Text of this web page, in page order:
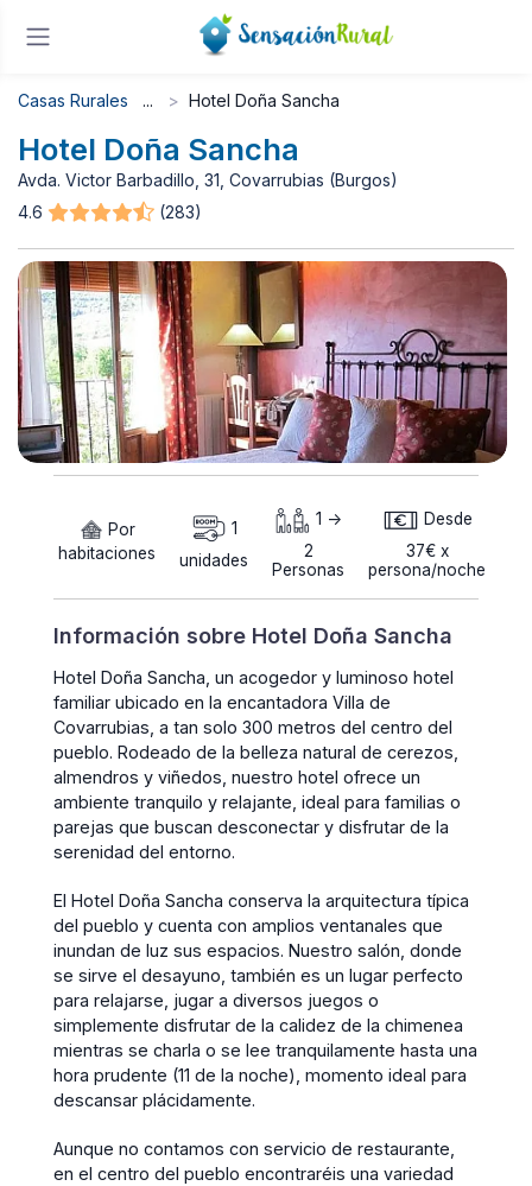
Casas Rurales Hotel Doña Sancha
Hotel Doña Sancha
Avda. Victor Barbadillo, 31, Covarrubias (Burgos)
4.6
(283)
Por
habitaciones
1
unidades
1 ->
2
Personas
Desde
37€ x
persona/noche
Información sobre Hotel Doña Sancha
Hotel Doña Sancha, un acogedor y luminoso hotel
familiar ubicado en la encantadora Villa de
Covarrubias, a tan solo 300 metros del centro del
pueblo. Rodeado de la belleza natural de cerezos,
almendros y viñedos, nuestro hotel ofrece un
ambiente tranquilo y relajante, ideal para familias o
parejas que buscan desconectar y disfrutar de la
serenidad del entorno.
El Hotel Doña Sancha conserva la arquitectura típica
del pueblo y cuenta con amplios ventanales que
inundan de luz sus espacios. Nuestro salón, donde
se sirve el desayuno, también es un lugar perfecto
para relajarse, jugar a diversos juegos o
simplemente disfrutar de la calidez de la chimenea
mientras se charla o se lee tranquilamente hasta una
hora prudente (11 de la noche), momento ideal para
descansar plácidamente.
Aunque no contamos con servicio de restaurante,
en el centro del pueblo encontraréis una variedad